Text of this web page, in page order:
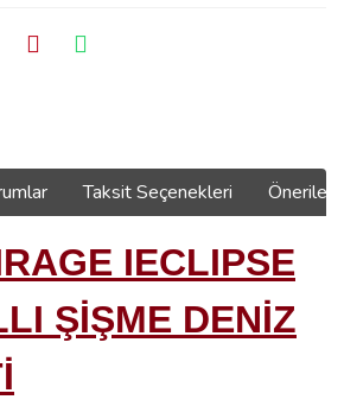
Taksit Seçenekleri
IECLIPSE
ŞİŞME DENİZ